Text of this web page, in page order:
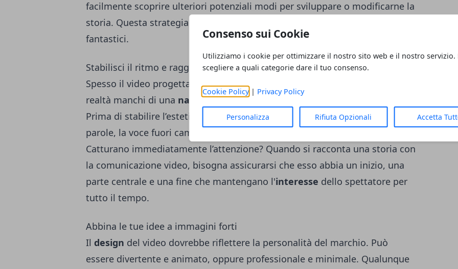
Consenso sui Cookie
Utilizziamo i cookie per ottimizzare il nostro sito web e il nostro servizio.
scegliere a quali categorie dare il tuo consenso.
Cookie Policy| Privacy Policy
Personalizza Rifiuta Opzionali Accetta
facilmente scoprire ulteriori potenziali modi per sviluppare o modificarne la
storia. Questa strategia di pre-produzione è ciò che aiuta a creare video
fantastici.
Stabilisci il ritmo e raggiungi una conclusione stimolante
Spesso il video progettato può sembrare sbalorditivo, ma accade che in
realtà manchi di una narrativa coinvolgente
Prima di stabilire l’estetica bisogna concentrarsi sul giusto contenuto. Le
parole, la voce fuori campo o l'idea della prima scena sono rilevanti?
Catturano immediatamente l’attenzione? Quando si racconta una storia con
la comunicazione video, bisogna assicurarsi che esso abbia un inizio, una
parte centrale e una fine che mantengano l'interesse dello spettatore per
tutto il tempo.
Abbina le tue idee a immagini forti
Il design del video dovrebbe riflettere la personalità del marchio. Può
essere divertente e animato, oppure professionale e minimale. Qualunque